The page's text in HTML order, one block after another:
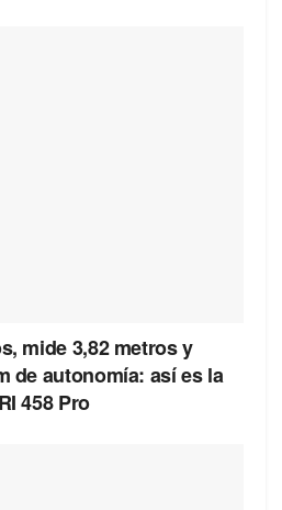
mide 3,82 metros y
de autonomía: así es la
458 Pro